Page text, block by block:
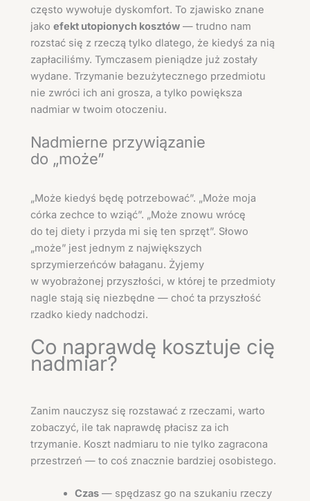
często wywołuje dyskomfort. To zjawisko znane
jako efekt utopionych kosztów — trudno nam
rozstać się z rzeczą tylko dlatego, że kiedyś za nią
zapłaciliśmy. Tymczasem pieniądze już zostały
wydane. Trzymanie bezużytecznego przedmiotu
nie zwróci ich ani grosza, a tylko powiększa
nadmiar w twoim otoczeniu.
Nadmierne przywiązanie
do „może”
„Może kiedyś będę potrzebować”. „Może moja
córka zechce to wziąć”. „Może znowu wrócę
do tej diety i przyda mi się ten sprzęt”. Słowo
„może” jest jednym z największych
sprzymierzeńców bałaganu. Żyjemy
w wyobrażonej przyszłości, w której te przedmioty
nagle stają się niezbędne — choć ta przyszłość
rzadko kiedy nadchodzi.
Co naprawdę kosztuje cię
nadmiar?
Zanim nauczysz się rozstawać z rzeczami, warto
zobaczyć, ile tak naprawdę płacisz za ich
trzymanie. Koszt nadmiaru to nie tylko zagracona
przestrzeń — to coś znacznie bardziej osobistego.
Czas— spędzasz go na szukaniu rzeczy